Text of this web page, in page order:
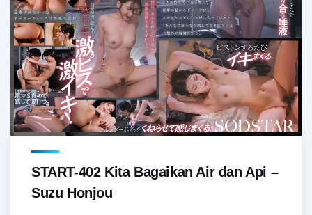
START-402 Kita Bagaikan Air dan Api –
Suzu Honjou